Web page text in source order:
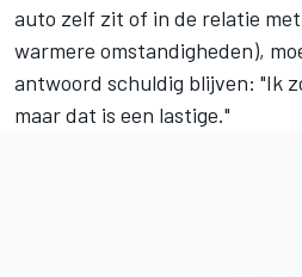
auto zelf zit of in de relatie
warmere omstandigheden),
antwoord schuldig blijven: "Ik
maar dat is een lastige."